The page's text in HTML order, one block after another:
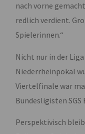
nach vorne
redlich verdient.
Spielerinnen.“
Nicht nur in der
Niederrheinpokal
Viertelfinale war
Bundesligisten
Perspektivisch